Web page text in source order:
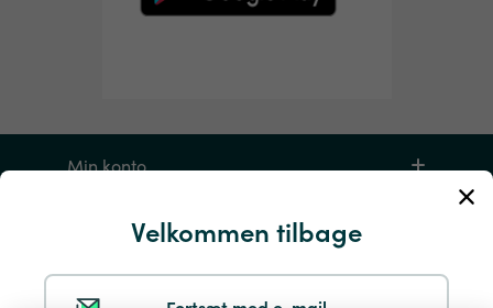
Velkommen tilbage
Min konto
Service og hjælp